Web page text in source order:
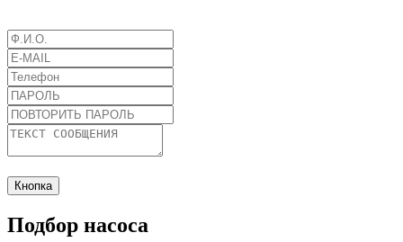
Кнопка
Подбор насоса